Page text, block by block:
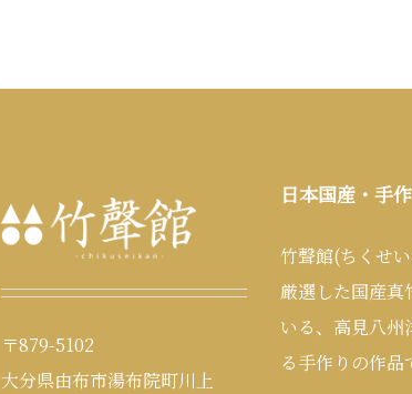
〒879-5102
大分県由布市湯布院町川上
日本国産・手
竹聲館(ちくせ
厳選した国産真
いる、高見八州
る手作りの作品